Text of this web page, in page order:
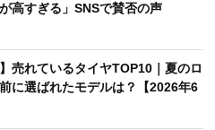
高すぎる」SNSで賛否の声
】売れているタイヤTOP10｜夏のロ
に選ばれたモデルは？【2026年6